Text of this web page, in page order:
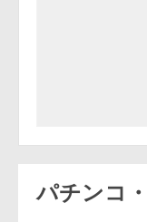
パチンコ